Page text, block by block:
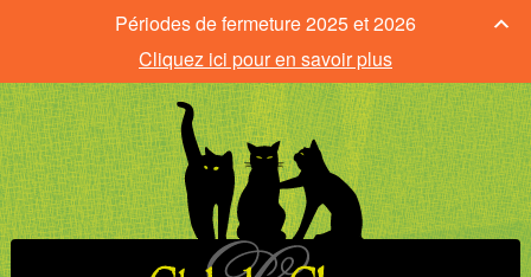
Périodes de fermeture 2025 et 2026
Cliquez ici pour en savoir plus